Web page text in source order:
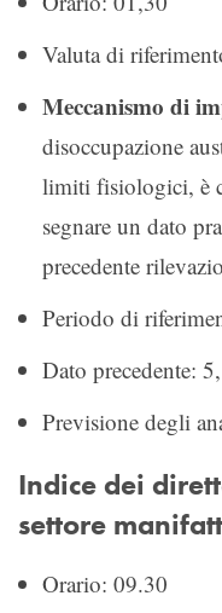
Valuta di
Meccanismo di
disoccupazione
limiti fisiologici, è
segnare un dato
precedente
Periodo di
Dato precedente:
Previsione degli
Indice dei
settore
Orario: 09.30